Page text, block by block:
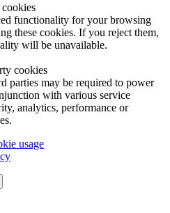
functionality for your browsing
these cookies. If you reject them,
will be unavailable.
cookies
parties may be required to power
with various service
analytics, performance or
usage